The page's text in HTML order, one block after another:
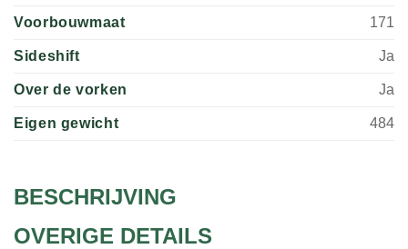
Voorbouwmaat 171
Sideshift Ja
Over de vorken Ja
Eigen gewicht 484
BESCHRIJVING
OVERIGE DETAILS